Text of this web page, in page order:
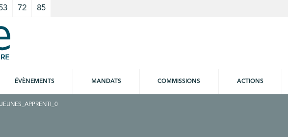
72 85
ÉVÈNEMENTS MANDATS COMMISSIONS ACTIONS